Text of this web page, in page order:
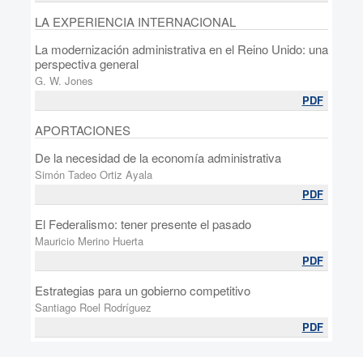
LA EXPERIENCIA INTERNACIONAL
La modernización administrativa en el Reino Unido: una
perspectiva general
G. W. Jones
PDF
APORTACIONES
De la necesidad de la economía administrativa
Simón Tadeo Ortiz Ayala
PDF
El Federalismo: tener presente el pasado
Mauricio Merino Huerta
PDF
Estrategias para un gobierno competitivo
Santiago Roel Rodríguez
PDF